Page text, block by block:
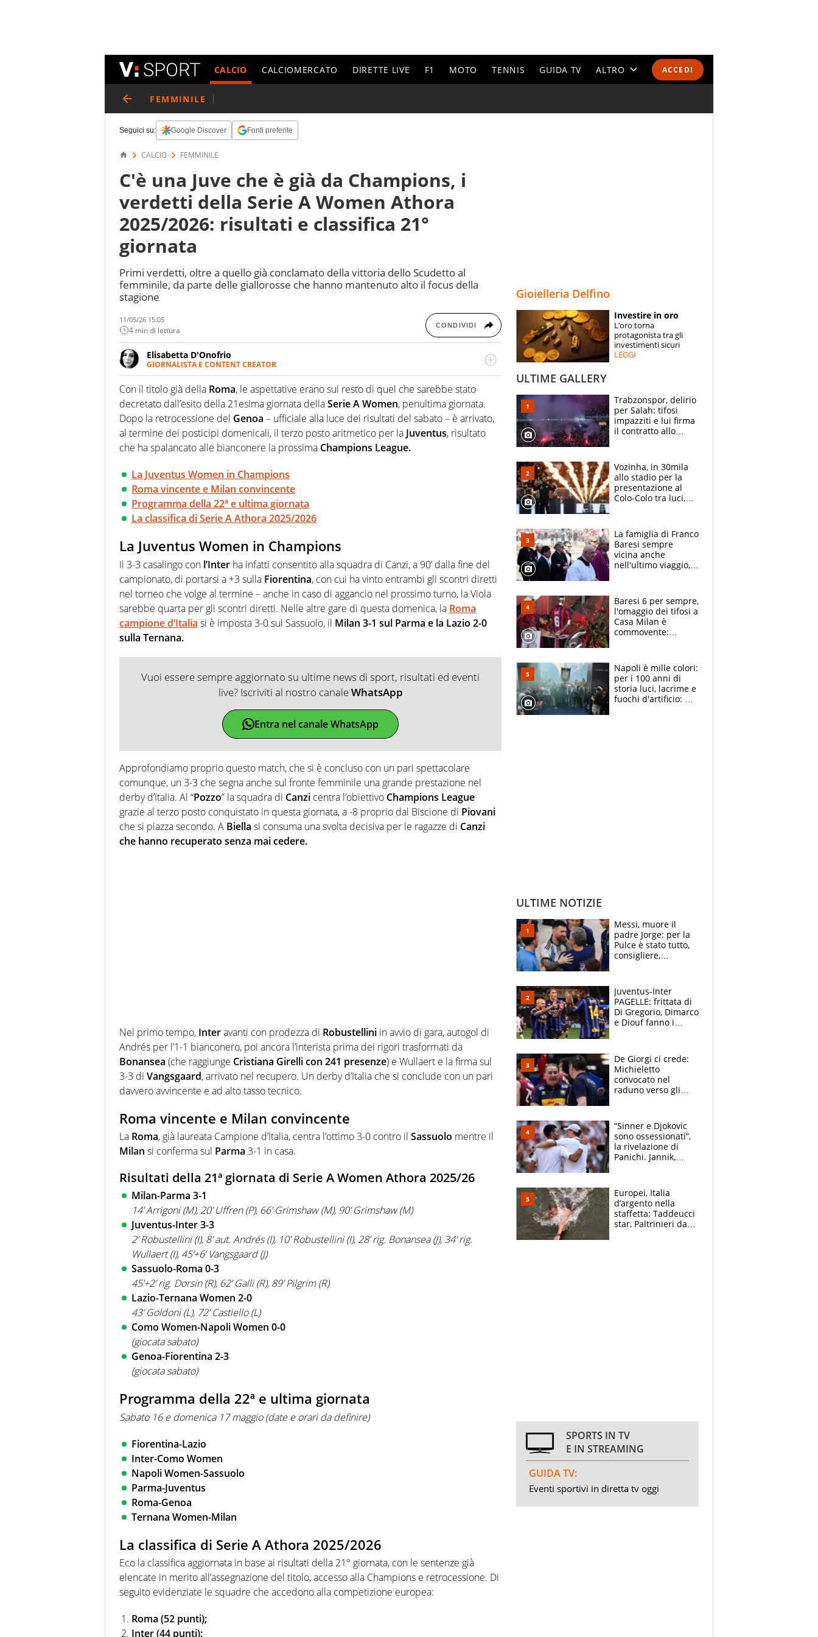
ACCEDI
CALCIO CALCIOMERCATO DIRETTE LIVE F1 MOTO TENNIS GUIDA TV ALTRO
ESPERTI
CONTATTI
FEMMINILE
Seguici su: Google Discover Fonti preferite
CALCIO FEMMINILE
C'è una Juve che è già da Champions, i
verdetti della Serie A Women Athora
2025/2026: risultati e classifica 21°
giornata
Primi verdetti, oltre a quello già conclamato della vittoria dello Scudetto al
femminile, da parte delle giallorosse che hanno mantenuto alto il focus della
stagione
11/05/26 15:05
4 min di lettura CONDIVIDI
Elisabetta D'Onofrio
GIORNALISTA E CONTENT CREATOR
Giornalista professionista dal 2007, scrive per curiosità personale e necessità:
soprattutto di calcio, di sport e dei suoi protagonisti, concedendosi innocenti evasioni
nell'ambito della creazione di format. Un tempo ala destra, oggi si sente a suo agio nel
ruolo di libero. Cura una classifica riservata dei migliori 5 calciatori di sempre.
Con il titolo già della Roma, le aspettative erano sul resto di quel che sarebbe stato
decretato dall’esito della 21esima giornata dellaSerie A Women, penultima giornata.
Dopo la retrocessione del Genoa – ufficiale alla luce dei risultati del sabato – è arrivato,
al termine dei posticipi domenicali, il terzo posto aritmetico per la Juventus, risultato
che ha spalancato alle bianconere la prossima Champions League.
La Juventus Women in Champions
Roma vincente e Milan convincente
Programma della 22ª e ultima giornata
La classifica di Serie A Athora 2025/2026
La Juventus Women in Champions
Il 3-3 casalingo con l’Inter ha infatti consentito alla squadra di Canzi, a 90’ dalla fine del
campionato, di portarsi a +3 sulla Fiorentina, con cui ha vinto entrambi gli scontri diretti
nel torneo che volge al termine – anche in caso di aggancio nel prossimo turno, la Viola
sarebbe quarta per gli scontri diretti. Nelle altre gare di questa domenica, la Roma
campione d’Italia si è imposta 3-0 sul Sassuolo, il Milan 3-1 sul Parma e la Lazio 2-0
sulla Ternana.
Vuoi essere sempre aggiornato su ultime news di sport, risultati ed eventi
live? Iscriviti al nostro canaleWhatsApp
Entra nel canale WhatsApp
Approfondiamo proprio questo match, che si è concluso con un pari spettacolare
comunque, un 3-3 che segna anche sul fronte femminile una grande prestazione nel
derby d’Italia. Al “Pozzo” la squadra di Canzi centra l’obiettivo Champions League
grazie al terzo posto conquistato in questa giornata, a -8 proprio dal Biscione di Piovani
che si piazza secondo. A Biella si consuma una svolta decisiva per le ragazze di Canzi
che hanno recuperato senza mai cedere.
Nel primo tempo, Interavanti con prodezza di Robustellini in avvio di gara, autogol di
Andrés per l’1-1 bianconero, poi ancora l’interista prima dei rigori trasformati da
Bonansea (che raggiunge Cristiana Girelli con 241 presenze) e Wullaert e la firma sul
3-3 di Vangsgaard, arrivato nel recupero. Un derby d’Italia che si conclude con un pari
davvero avvincente e ad alto tasso tecnico.
Roma vincente e Milan convincente
La Roma, già laureata Campione d’Italia, centra l’ottimo 3-0 contro il Sassuolo mentre il
Milan si conferma sul Parma 3-1 in casa.
Risultati della 21ª giornata di Serie A Women Athora 2025/26
Milan-Parma 3-1
14’ Arrigoni (M), 20’ Uffren (P), 66’ Grimshaw (M), 90’ Grimshaw (M)
Juventus-Inter 3-3
2’ Robustellini (I), 8’ aut. Andrés (I), 10’ Robustellini (I), 28’ rig. Bonansea (J), 34’ rig.
Wullaert (I), 45’+6’ Vangsgaard (J)
Sassuolo-Roma 0-3
45’+2’ rig. Dorsin (R), 62’ Galli (R), 89’ Pilgrim (R)
Lazio-Ternana Women 2-0
43’ Goldoni (L), 72’ Castiello (L)
Como Women-Napoli Women 0-0
(giocata sabato)
Genoa-Fiorentina 2-3
(giocata sabato)
Programma della 22ª e ultima giornata
Sabato 16 e domenica 17 maggio (date e orari da definire)
Fiorentina-Lazio
Inter-Como Women
Napoli Women-Sassuolo
Parma-Juventus
Roma-Genoa
Ternana Women-Milan
La classifica di Serie A Athora 2025/2026
Eco la classifica aggiornata in base ai risultati della 21° giornata, con le sentenze già
elencate in merito all’assegnazione del titolo, accesso alla Champions e retrocessione. Di
seguito evidenziate le squadre che accedono alla competizione europea:
Roma (52 punti);
Inter (44 punti);
Gioielleria Delfino
Investire in oro
L’oro torna
protagonista tra gli
investimenti sicuri
LEGGI
ULTIME GALLERY
Trabzonspor, delirio
per Salah: tifosi
impazziti e lui firma
il contratto allo
Vozinha, in 30mila
allo stadio per la
presentazione al
Colo-Colo tra luci,
La famiglia di Franco
Baresi sempre
vicina anche
nell'ultimo viaggio,
circondati
dall'affetto dei tifosi
Baresi 6 per sempre,
l'omaggio dei tifosi a
Casa Milan è
commovente:
bigliettini
Napoli è mille colori:
per i 100 anni di
storia luci, lacrime e
fuochi d'artificio: De
ULTIME NOTIZIE
Messi, muore il
padre Jorge: per la
Pulce è stato tutto,
consigliere,
Juventus-Inter
PAGELLE: frittata di
Di Gregorio, Dimarco
e Diouf fanno i
scompare, Kolo fa
sperare
De Giorgi ci crede:
Michieletto
convocato nel
raduno verso gli
“Sinner e Djokovic
sono ossessionati”,
la rivelazione di
Panichi. Jannik,
agli US Open
Europei, Italia
d’argento nella
staffetta: Taddeucci
star, Paltrinieri da
SPORTS IN TV
E IN STREAMING
GUIDA TV:
Eventi sportivi in diretta tv oggi